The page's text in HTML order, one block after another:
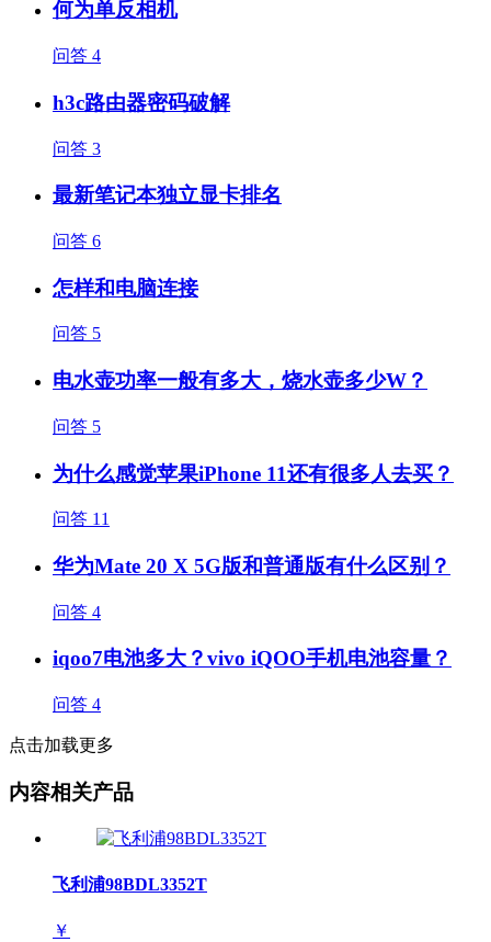
何为单反相机
问答 4
h3c路由器密码破解
问答 3
最新笔记本独立显卡排名
问答 6
怎样和电脑连接
问答 5
电水壶功率一般有多大，烧水壶多少W？
问答 5
为什么感觉苹果iPhone 11还有很多人去买？
问答 11
华为Mate 20 X 5G版和普通版有什么区别？
问答 4
iqoo7电池多大？vivo iQOO手机电池容量？
问答 4
点击加载更多
内容相关产品
飞利浦98BDL3352T
￥